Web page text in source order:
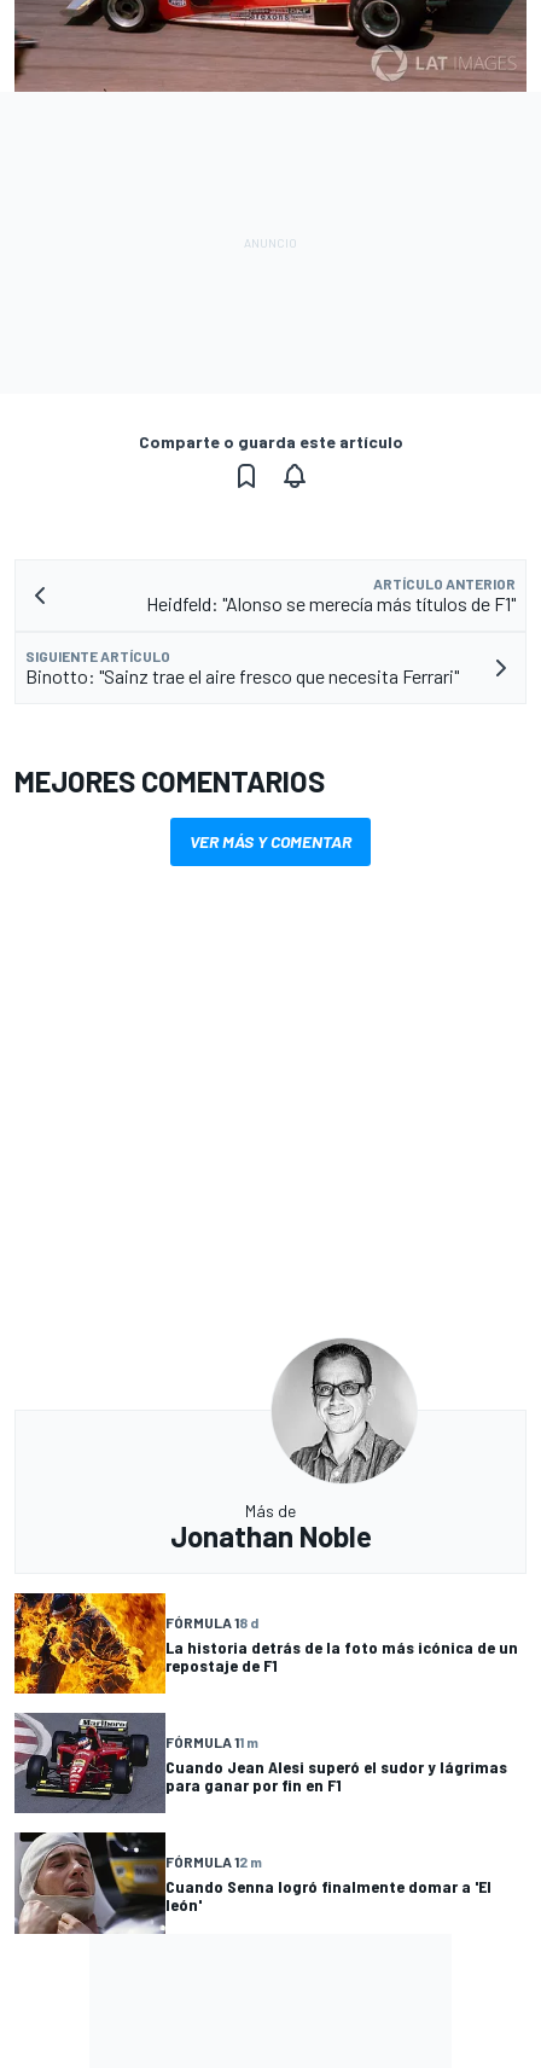
Comparte o guarda este artículo
ARTÍCULO ANTERIOR
Heidfeld: "Alonso se merecía más títulos de F1"
SIGUIENTE ARTÍCULO
Binotto: "Sainz trae el aire fresco que necesita Ferrari"
MEJORES COMENTARIOS
VER MÁS Y COMENTAR
Más de
Jonathan Noble
FÓRMULA 18 d
La historia detrás de la foto más icónica de un
repostaje de F1
FÓRMULA 11 m
Cuando Jean Alesi superó el sudor y lágrimas
para ganar por fin en F1
FÓRMULA 12 m
Cuando Senna logró finalmente domar a 'El
león'